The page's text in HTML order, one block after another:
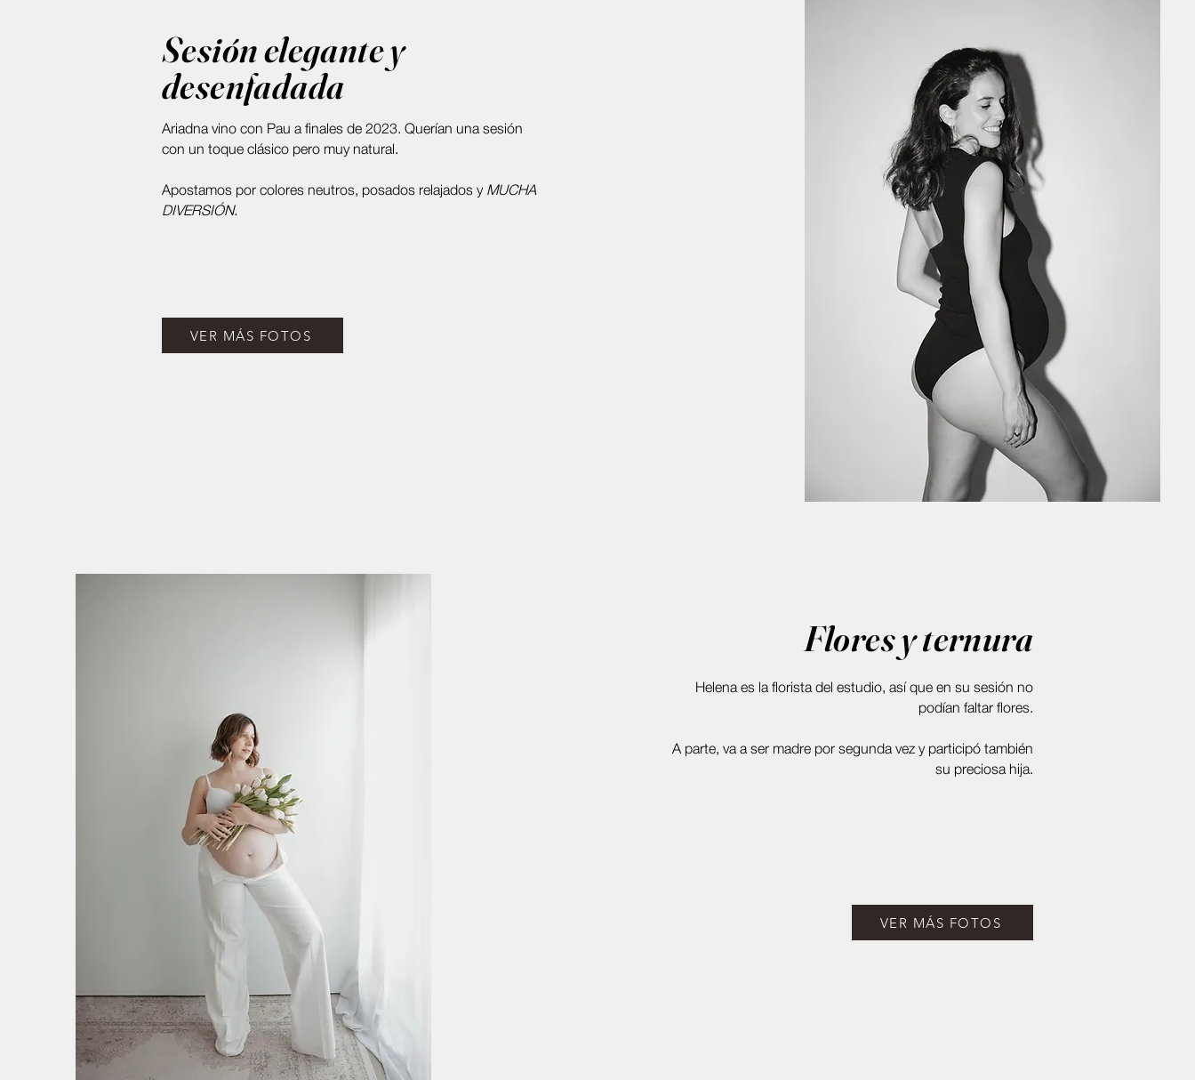
Sesión elegante y
desenfadada
Ariadna vino con Pau a finales de 2023. Querían una sesión
con un toque clásico pero muy natural.
Apostamos por colores neutros, posados relajados y MUCHA
DIVERSIÓN.
VER MÁS FOTOS
Flores y ternura
Helena es la florista del estudio, así que en su sesión no
podían faltar flores.
A parte, va a ser madre por segunda vez y participó también
su preciosa hija.
VER MÁS FOTOS